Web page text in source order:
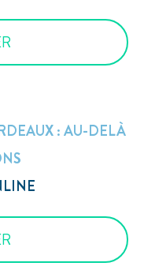
: AU-DELÀ